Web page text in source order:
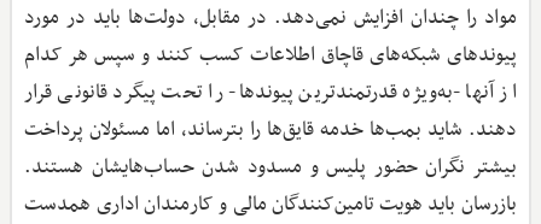
مواد را چندان افزایش نمی‌دهد. در مقابل، دولت‌ها باید در مورد
پیوندهای شبکه‌های قاچاق اطلاعات کسب کنند و سپس هر کدام
از آنها -به‌ویژه قدرتمندترین پیوندها- را تحت پیگرد قانونی قرار
دهند. شاید بمب‌ها خدمه قایق‌ها را بترساند، اما مسئولان پرداخت
بیشتر نگران حضور پلیس و مسدود شدن حساب‌هایشان هستند.
بازرسان باید هویت تامین‌کنندگان مالی و کارمندان اداری همدست